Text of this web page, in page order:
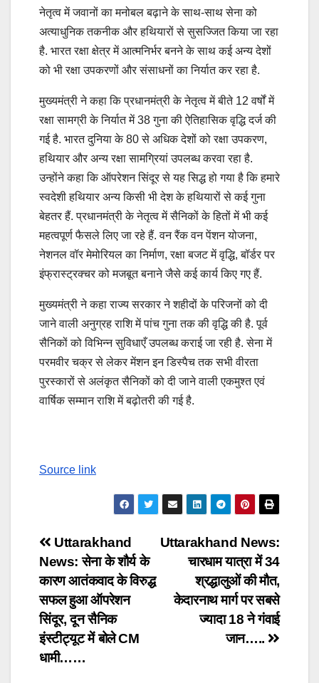
नेतृत्व में जवानों का मनोबल बढ़ाने के साथ-साथ सेना को
अत्याधुनिक तकनीक और हथियारों से सुसज्जित किया जा रहा
है. भारत रक्षा क्षेत्र में आत्मनिर्भर बनने के साथ कई अन्य देशों
को भी रक्षा उपकरणों और संसाधनों का निर्यात कर रहा है.
मुख्यमंत्री ने कहा कि प्रधानमंत्री के नेतृत्व में बीते 12 वर्षों में
रक्षा सामग्री के निर्यात में 38 गुना की ऐतिहासिक वृद्धि दर्ज की
गई है. भारत दुनिया के 80 से अधिक देशों को रक्षा उपकरण,
हथियार और अन्य रक्षा सामग्रियां उपलब्ध करवा रहा है.
उन्होंने कहा कि ऑपरेशन सिंदूर से यह सिद्ध हो गया है कि हमारे
स्वदेशी हथियार अन्य किसी भी देश के हथियारों से कई गुना
बेहतर हैं. प्रधानमंत्री के नेतृत्व में सैनिकों के हितों में भी कई
महत्वपूर्ण फैसले लिए जा रहे हैं. वन रैंक वन पेंशन योजना,
नेशनल वॉर मेमोरियल का निर्माण, रक्षा बजट में वृद्धि, बॉर्डर पर
इंफ्रास्ट्रक्चर को मजबूत बनाने जैसे कई कार्य किए गए हैं.
मुख्यमंत्री ने कहा राज्य सरकार ने शहीदों के परिजनों को दी
जाने वाली अनुग्रह राशि में पांच गुना तक की वृद्धि की है. पूर्व
सैनिकों को विभिन्न सुविधाएँ उपलब्ध कराई जा रही है. सेना में
परमवीर चक्र से लेकर मेंशन इन डिस्पैच तक सभी वीरता
पुरस्कारों से अलंकृत सैनिकों को दी जाने वाली एकमुश्त एवं
वार्षिक सम्मान राशि में बढ़ोतरी की गई है.
Source link
Post
navigation
Uttarakhand News:
चारधाम यात्रा में 34
श्रद्धालुओं की मौत,
केदारनाथ मार्ग पर सबसे
ज्यादा 18 ने गंवाई
जान…..
Uttarakhand
News: सेना के शौर्य के
कारण आतंकवाद के विरुद्ध
सफल हुआ ऑपरेशन
सिंदूर, दून सैनिक
इंस्टीट्यूट में बोले CM
धामी……